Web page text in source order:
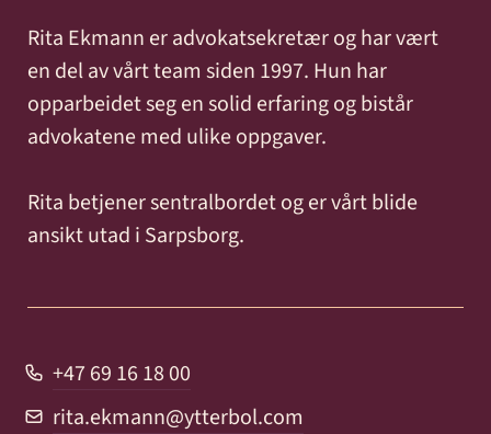
Rita Ekmann er advokatsekretær og har vært
en del av vårt team siden 1997. Hun har
opparbeidet seg en solid erfaring og bistår
advokatene med ulike oppgaver.
Rita betjener sentralbordet og er vårt blide
ansikt utad i Sarpsborg.
+47 69 16 18 00
rita.ekmann@ytterbol.com
Kompetanse
Arbeidsrett
Arv
skifte
Avtaler
kontrakter
Eiendom
Eiendomsutvikling
næringseiendom
-
og
anlegg
ved
og
sykdom
ogog
Menneskene
Kontakt
Aktuelt
Om